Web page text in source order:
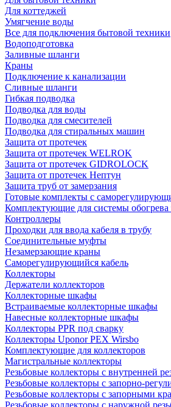
Для коттеджей
Умягчение воды
Все для подключения бытовой техники
Водоподготовка
Заливные шланги
Краны
Подключение к канализации
Сливные шланги
Гибкая подводка
Подводка для воды
Подводка для смесителей
Подводка для стиральных машин
Защита от протечек
Защита от протечек WELROK
Защита от протечек GIDROLOCK
Защита от протечек Нептун
Защита труб от замерзания
Готовые комплекты с
Комплектующие для системы обогрева
Контроллеры
Проходки для ввода кабеля в трубу
Соединительные муфты
Незамерзающие краны
Саморегулирующийся кабель
Коллекторы
Держатели коллекторов
Коллекторные шкафы
Встраиваемые коллекторные шкафы
Навесные коллекторные шкафы
Коллекторы PPR под сварку
Коллекторы Uponor PEX Wirsbo
Комплектующие для коллекторов
Магистральные коллекторы
Резьбовые коллекторы с внутренней
Резьбовые коллекторы с запорно-
Резьбовые коллекторы с запорными
Резьбовые коллекторы с наружной